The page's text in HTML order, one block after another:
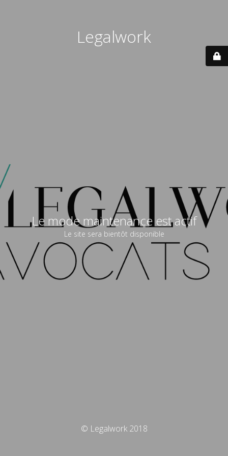
Legalwork
Le mode maintenance est actif
Le site sera bientôt disponible
© Legalwork 2018